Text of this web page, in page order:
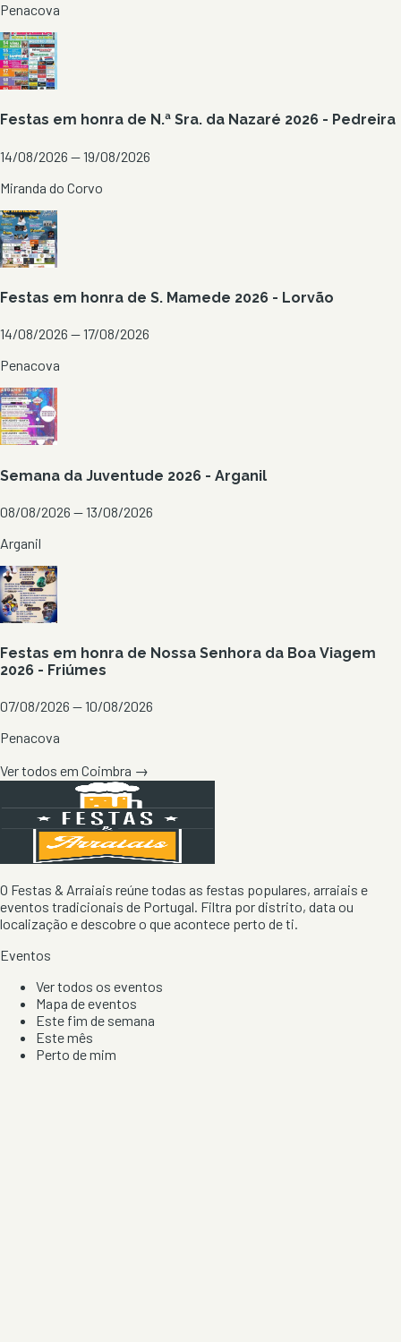
Penacova
Festas em honra de N.ª Sra. da Nazaré 2026 - Pedreira
14/08/2026 — 19/08/2026
Miranda do Corvo
Festas em honra de S. Mamede 2026 - Lorvão
14/08/2026 — 17/08/2026
Penacova
Semana da Juventude 2026 - Arganil
08/08/2026 — 13/08/2026
Arganil
Festas em honra de Nossa Senhora da Boa Viagem
2026 - Friúmes
07/08/2026 — 10/08/2026
Penacova
Ver todos em Coimbra →
O Festas & Arraiais reúne todas as festas populares, arraiais e
eventos tradicionais de Portugal. Filtra por distrito, data ou
localização e descobre o que acontece perto de ti.
Eventos
Ver todos os eventos
Mapa de eventos
Este fim de semana
Este mês
Perto de mim